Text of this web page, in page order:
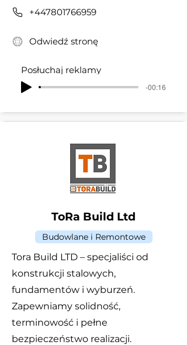
+447801766959
Odwiedź stronę
Posłuchaj reklamy
-00:16
ToRa Build Ltd
Budowlane i Remontowe
Tora Build LTD – specjaliści od
konstrukcji stalowych,
fundamentów i wyburzeń.
Zapewniamy solidność,
terminowość i pełne
bezpieczeństwo realizacji.